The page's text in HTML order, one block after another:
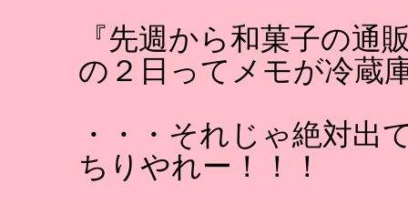
『先週から和菓子の通
の２日ってメモが冷蔵
・・・それじゃ絶対
ちりやれー！！！